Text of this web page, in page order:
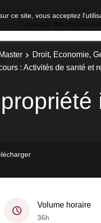
ce site, vous acceptez
Master Droit, Economie,
: Activités de santé et
Volume horaire
36h